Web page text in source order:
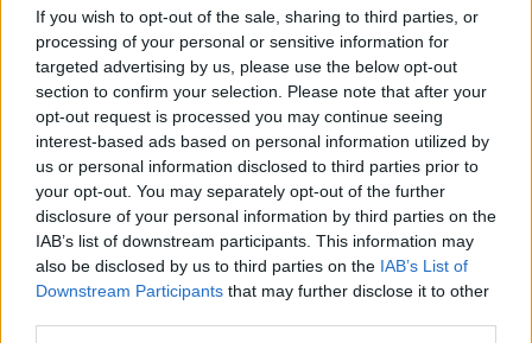
If you wish to opt-out of the sale, sharing to third parties, or
processing of your personal or sensitive information for
targeted advertising by us, please use the below opt-out
section to confirm your selection. Please note that after your
opt-out request is processed you may continue seeing
interest-based ads based on personal information utilized by
us or personal information disclosed to third parties prior to
your opt-out. You may separately opt-out of the further
disclosure of your personal information by third parties on the
IAB’s list of downstream participants. This information may
also be disclosed by us to third parties on the IAB’s List of
Downstream Participants that may further disclose it to other
περισσότερα από τα όμορφα ρούχα, έχει να κάνει
με τη συμβολή της σε μια αλλαγή του αφηγήματος
στη μόδα.
ΕΛΛΑΔΑ 03/09/2024 15:39
Η Μαρία Μενούνος πρέσβειρα της Περιφέρειας Αττικής στην
Αμερική -Χαρδαλιάς: Έχει πάντα την Ελλάδα στην καρδιά της
ΖΩΗ 30/09/2024 11:31
Το επικό σόου του Christian Louboutin στην Εβδομάδα Μόδας
του Παρισιού - Σε πισίνα, αθλήτριες με γόβες στιλέτο